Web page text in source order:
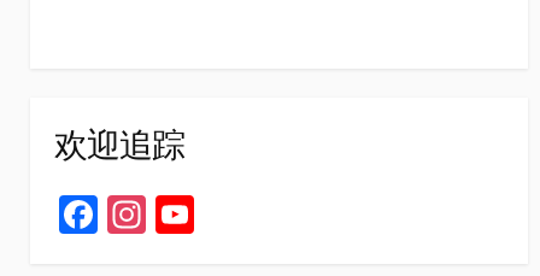
欢迎追踪
Fa In